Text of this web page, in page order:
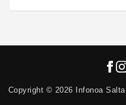
Copyright © 2026 Infonoa Salta